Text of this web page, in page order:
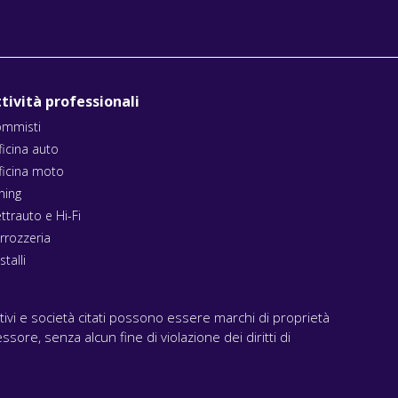
professionali
auto
moto
e Hi-Fi
e società citati possono essere marchi di proprietà
senza alcun fine di violazione dei diritti di